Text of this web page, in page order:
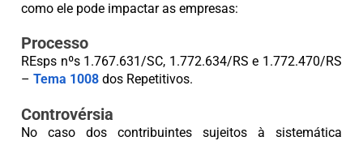
como ele pode impactar as empresas:
Processo
REsps nºs 1.767.631/SC, 1.772.634/RS e 1.772.470/RS
– Tema 1008 dos Repetitivos.
Controvérsia
No caso dos contribuintes sujeitos à sistemática